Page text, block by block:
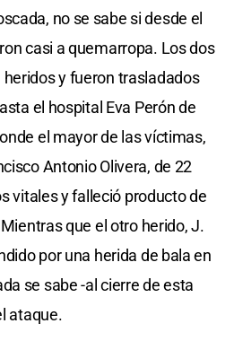
no se sabe si desde el
casi a quemarropa. Los dos
y fueron trasladados
el hospital Eva Perón de
el mayor de las víctimas,
Antonio Olivera, de 22
vitales y falleció producto de
que el otro herido, J.
por una herida de bala en
se sabe -al cierre de esta
ataque.